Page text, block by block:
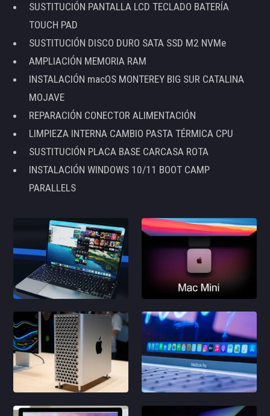
SUSTITUCIÓN PANTALLA LCD TECLADO BATERÍA
TOUCH PAD
SUSTITUCIÓN DISCO DURO SATA SSD M2 NVMe
AMPLIACIÓN MEMORIA RAM
INSTALACIÓN macOS MONTEREY BIG SUR CATALINA
MOJAVE
REPARACIÓN CONECTOR ALIMENTACIÓN
LIMPIEZA INTERNA CAMBIO PASTA TÉRMICA CPU
SUSTITUCIÓN PLACA BASE CARCASA ROTA
INSTALACIÓN WINDOWS 10/11 BOOT CAMP
PARALLELS